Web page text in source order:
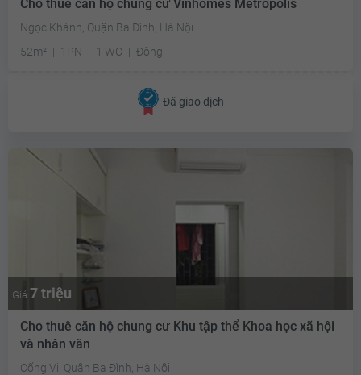
Cho thuê căn hộ chung cư Vinhomes Metropolis
Ngọc Khánh, Quận Ba Đình, Hà Nội
52m²
1PN 1 WC Đông
Đã giao dịch
Giá 7 triệu
Cho thuê căn hộ chung cư Khu tập thể Khoa học xã hội
và nhân văn
Cống Vị, Quận Ba Đình, Hà Nội